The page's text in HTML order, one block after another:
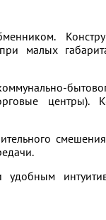
малых
центры).
удобным